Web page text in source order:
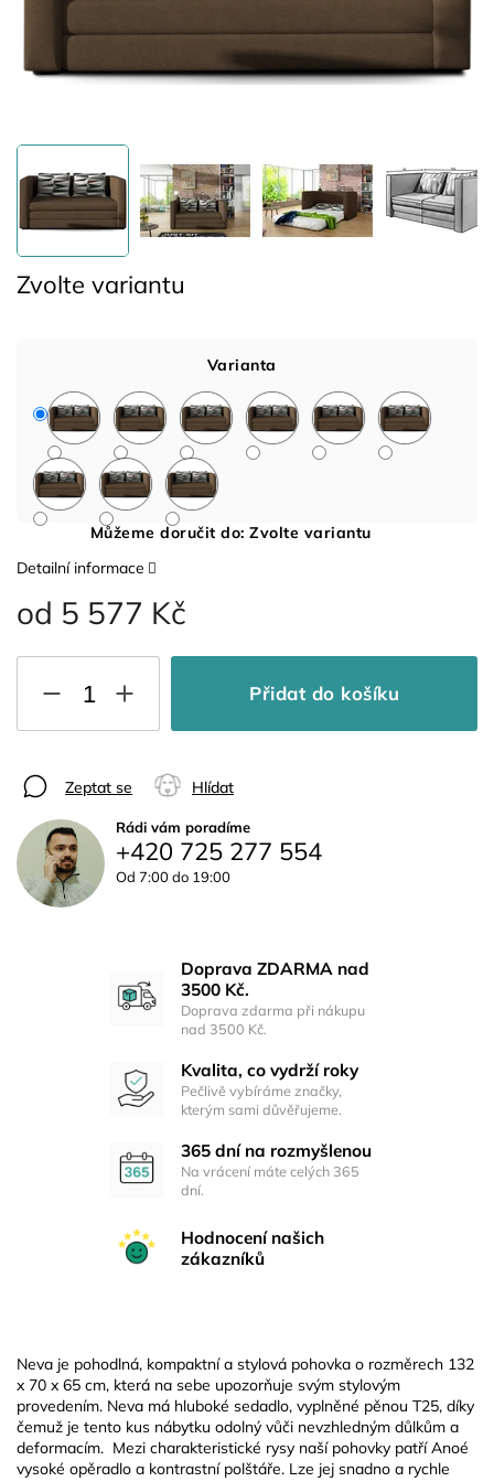
od 5 577 Kč
Zvolte variantu
Varianta
Můžeme doručit do: Zvolte variantu
Přidat do košíku
Detailní informace
Zeptat se Hlídat
Rádi vám poradíme
+420 725 277 554
Od 7:00 do 19:00
Doprava ZDARMA nad
3500 Kč.
Doprava zdarma při nákupu
nad 3500 Kč.
Kvalita, co vydrží roky
Pečlivě vybíráme značky,
kterým sami důvěřujeme.
365 dní na rozmyšlenou
Na vrácení máte celých 365
dní.
Hodnocení našich
zákazníků
Neva je pohodlná, kompaktní a stylová pohovka o rozměrech 132
x 70 x 65 cm, která na sebe upozorňuje svým stylovým
provedením. Neva má hluboké sedadlo, vyplněné pěnou T25, díky
čemuž je tento kus nábytku odolný vůči nevzhledným důlkům a
deformacím. Mezi charakteristické rysy naší pohovky patří Anoé
vysoké opěradlo a kontrastní polštáře. Lze jej snadno a rychle